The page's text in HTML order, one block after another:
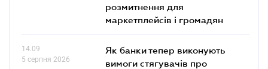
розмитнення для
маркетплейсів і громадян
14.09
5 серпня 2026
Як банки тепер виконують
вимоги стягувачів про